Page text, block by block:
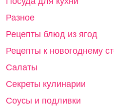
Разное
Рецепты блюд из ягод
Рецепты к новогоднему
Салаты
Секреты кулинарии
Соусы и подливки